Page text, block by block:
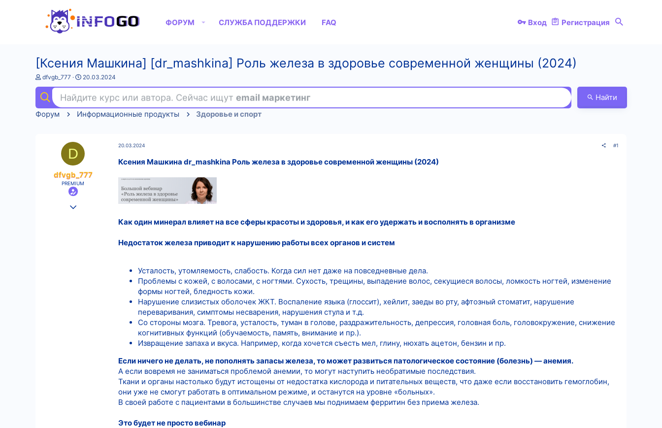
ФОРУМ СЛУЖБА ПОДДЕРЖКИ FAQ Вход Регистрация
[Ксения Машкина] [dr_mashkina] Роль железа в здоровье современной женщины (2024)
А
т
о
р
т
dfvgb_777
Д
а
н
а
а
20.03.2024
Найдите курс или автора. Сейчас ищут email маркетинг
Найти
Форум
Информационные продукты Здоровье и спорт
D
dfvgb_777
PREMIUM
20.03.2024 #1
Ксения Машкина dr_mashkina Роль железа в здоровье современной женщины (2024)
Как один минерал влияет на все сферы красоты и здоровья, и как его удержать и восполнять в организме
Недостаток железа приводит к нарушению работы всех органов и систем
Усталость, утомляемость, слабость. Когда сил нет даже на повседневные дела.
Проблемы с кожей, с волосами, с ногтями. Сухость, трещины, выпадение волос, секущиеся волосы, ломкость ногтей, изменение
формы ногтей, бледность кожи.
Нарушение слизистых оболочек ЖКТ. Воспаление языка (глоссит), хейлит, заеды во рту, афтозный стоматит, нарушение
переваривания, симптомы несварения, нарушения стула и т.д.
Со стороны мозга. Тревога, усталость, туман в голове, раздражительность, депрессия, головная боль, головокружение, снижение
когнитивных функций (обучаемость, память, внимание и пр.).
Извращение запаха и вкуса. Например, когда хочется съесть мел, глину, нюхать ацетон, бензин и пр.
Если ничего не делать, не пополнять запасы железа, то может развиться патологическое состояние (болезнь) — анемия.
А если вовремя не заниматься проблемой анемии, то могут наступить необратимые последствия.
Ткани и органы настолько будут истощены от недостатка кислорода и питательных веществ, что даже если восстановить гемоглобин,
они уже не смогут работать в оптимальном режиме, и останутся на уровне «больных».
В своей работе с пациентами в большинстве случаев мы поднимаем ферритин без приема железа.
Это будет не просто вебинар